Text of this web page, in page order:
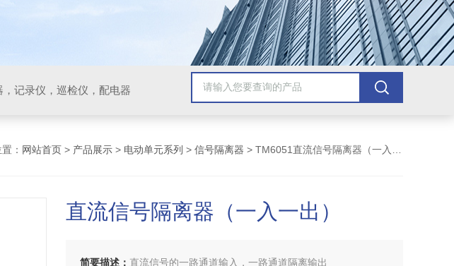
记录仪，巡检仪，配电器
： 网站首页 > 产品展示 > 电动单元系列 > 信号隔离器 > TM6051直流信号隔离器（一入一出）
直流信号隔离器（一入一出）
简要描述： 直流信号的一路通道输入，一路通道隔离输出